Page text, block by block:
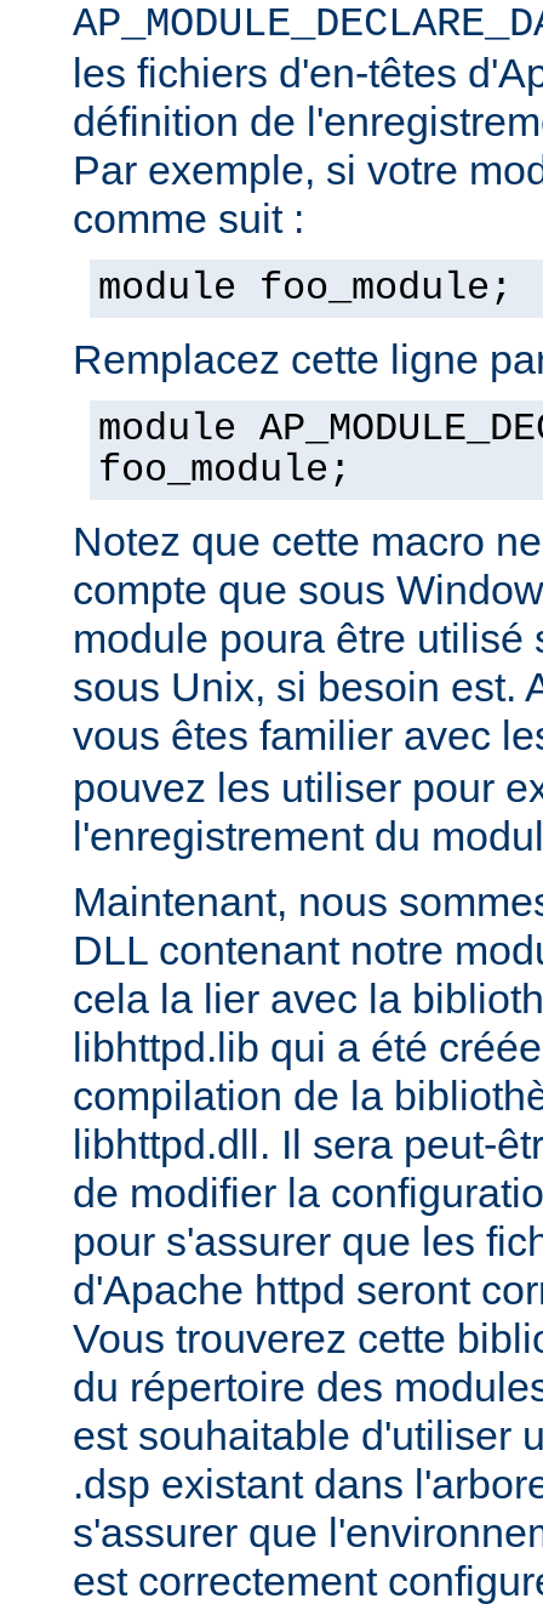
les fichiers d'en-têtes
définition de
Par exemple, si votre
comme suit :
module foo_module;
Remplacez cette ligne
module
foo_module;
Notez que cette macro
compte que sous
module poura être utilisé
sous Unix, si besoin est.
vous êtes familier avec
pouvez les utiliser pour
l'enregistrement du
Maintenant, nous
DLL contenant notre
cela la lier avec la
libhttpd.lib qui a été
compilation de la
libhttpd.dll. Il sera peut-
de modifier la
pour s'assurer que les
d'Apache httpd seront
Vous trouverez cette
du répertoire des
est souhaitable d'utiliser
.dsp existant dans
s'assurer que
est correctement